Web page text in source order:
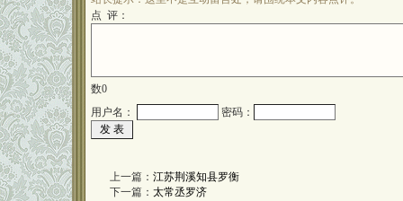
点 评：
数0
用户名：
密码：
上一篇： 江苏荆溪知县罗衡
下一篇： 太常丞罗济